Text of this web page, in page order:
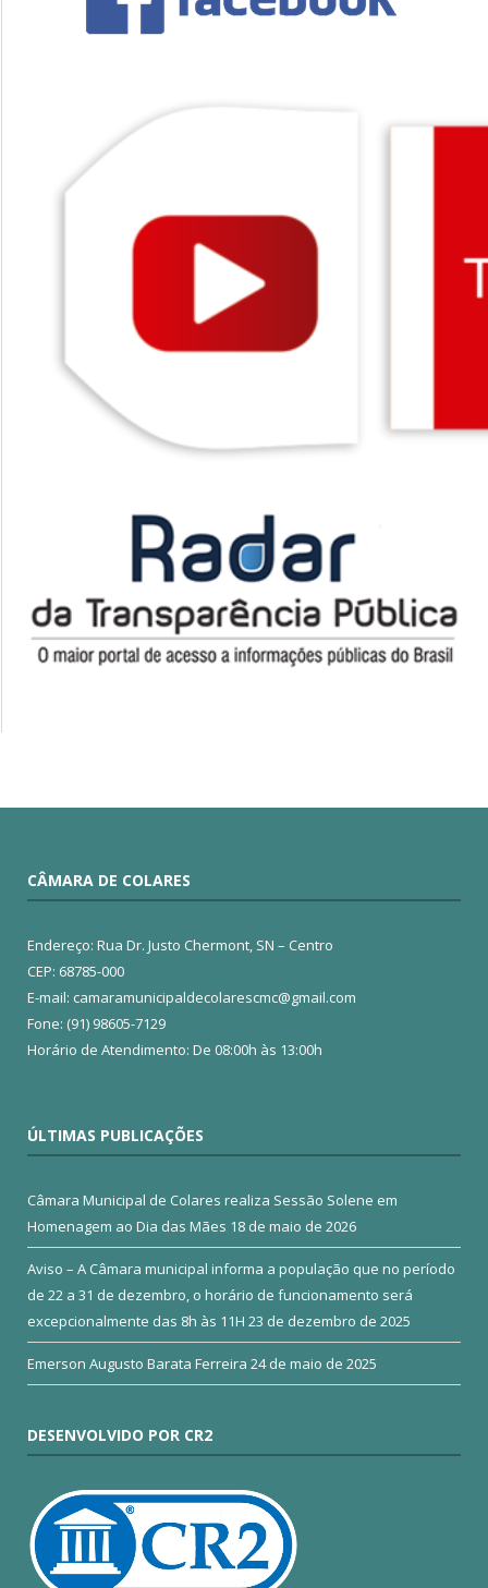
CÂMARA DE COLARES
Endereço: Rua Dr. Justo Chermont, SN – Centro
CEP: 68785-000
E-mail: camaramunicipaldecolarescmc@gmail.com
Fone: (91) 98605-7129
Horário de Atendimento: De 08:00h às 13:00h
ÚLTIMAS PUBLICAÇÕES
Câmara Municipal de Colares realiza Sessão Solene em
Homenagem ao Dia das Mães 18 de maio de 2026
Aviso – A Câmara municipal informa a população que no período
de 22 a 31 de dezembro, o horário de funcionamento será
excepcionalmente das 8h às 11H 23 de dezembro de 2025
Emerson Augusto Barata Ferreira 24 de maio de 2025
DESENVOLVIDO POR CR2